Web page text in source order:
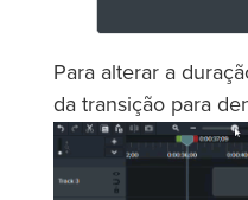
Para alterar a
da transição para